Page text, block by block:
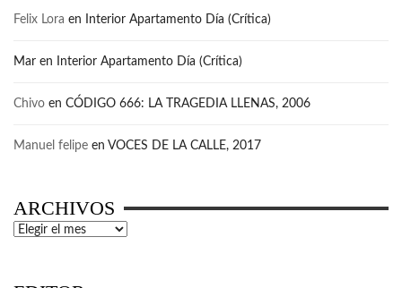
Felix Lora en Interior Apartamento Día (Crítica)
Mar en Interior Apartamento Día (Crítica)
Chivo en CÓDIGO 666: LA TRAGEDIA LLENAS, 2006
Manuel felipe en VOCES DE LA CALLE, 2017
ARCHIVOS
Archivos